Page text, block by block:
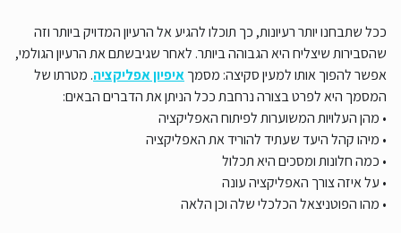
ככל שתבחנו יותר רעיונות, כך תוכלו להגיע אל הרעיון המדויק ביותר וזה
שהסבירות שיצליח היא הגבוהה ביותר. לאחר שגיבשתם את הרעיון הגולמי,
אפשר להפוך אותו למעין סקיצה: מסמךאיפיון אפליקציה. מטרתו של
המסמך היא לפרט בצורה נרחבת ככל הניתן את הדברים הבאים:
• מהן העלויות המשוערות לפיתוח האפליקציה
• מיהו קהל היעד שעתיד להוריד את האפליקציה
• כמה חלונות ומסכים היא תכלול
• על איזה צורך האפליקציה עונה
• מהו הפוטניצאל הכלכלי שלה וכן הלאה